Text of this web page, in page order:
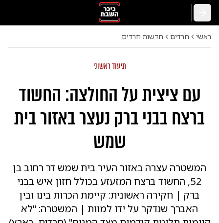
ראשי חרדים חדשות חרדים
תיעוד ראשוני
עם ציצית על החולצה: החשוד
ברצח בבני ברק נעצר באזור בית
שמש
המשטרה עצרה באזור העיר בית שמש דר רחוב בן
52, החשוד ברצח המזעזע בכולל חזון איש בבני
ברק | חקירה ראשונית: קיימת הכרות בינו ובין
האברך שנדקר על ידו למוות | המשטרה: "לא